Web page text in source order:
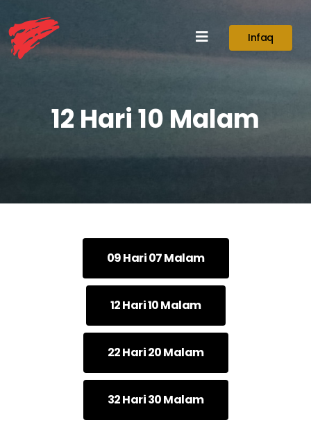
Infaq
12 Hari 10 Malam
09 Hari 07 Malam
12 Hari 10 Malam
22 Hari 20 Malam
32 Hari 30 Malam